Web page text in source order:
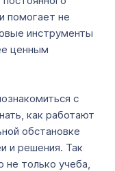
помогает не
инструменты
ценным
с
как работают
обстановке
и решения. Так
не только учеба,